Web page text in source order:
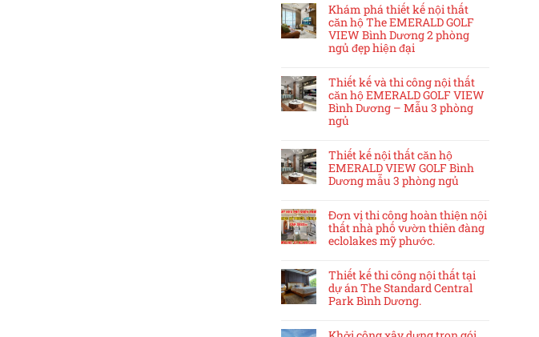
Khám phá thiết kế nội thất
căn hộ The EMERALD GOLF
VIEW Bình Dương 2 phòng
ngủ đẹp hiện đại
Thiết kế và thi công nội thất
căn hộ EMERALD GOLF VIEW
Bình Dương – Mẫu 3 phòng
ngủ
Thiết kế nội thất căn hộ
EMERALD VIEW GOLF Bình
Dương mẫu 3 phòng ngủ
Đơn vị thi công hoàn thiện nội
thất nhà phố vườn thiên đàng
eclolakes mỹ phước.
Thiết kế thi công nội thất tại
dự án The Standard Central
Park Bình Dương.